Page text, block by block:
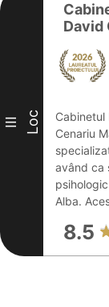
III Loc
David
Cabinetul
Cenariu
având ca
Alba.
8.5